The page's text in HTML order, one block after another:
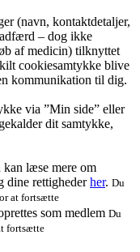
(navn, kontaktdetaljer,
– dog ikke
af medicin) tilknyttet
cookiesamtykke blive
kommunikation til dig.
via ”Min side” eller
dit samtykke,
kan læse mere om
dine rettighederher. Du
at fortsætte
som medlem Du
fortsætte